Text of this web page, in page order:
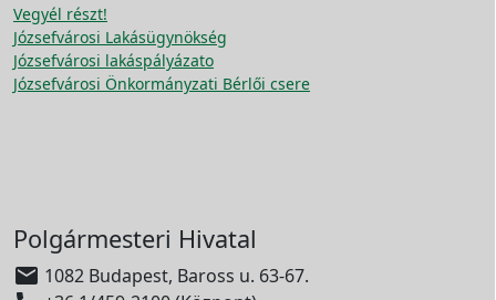
Vegyél részt!
Józsefvárosi Lakásügynökség
Józsefvárosi lakáspályázato
Józsefvárosi Önkormányzati Bérlői csere
Polgármesteri Hivatal
 1082 Budapest, Baross u. 63-67.